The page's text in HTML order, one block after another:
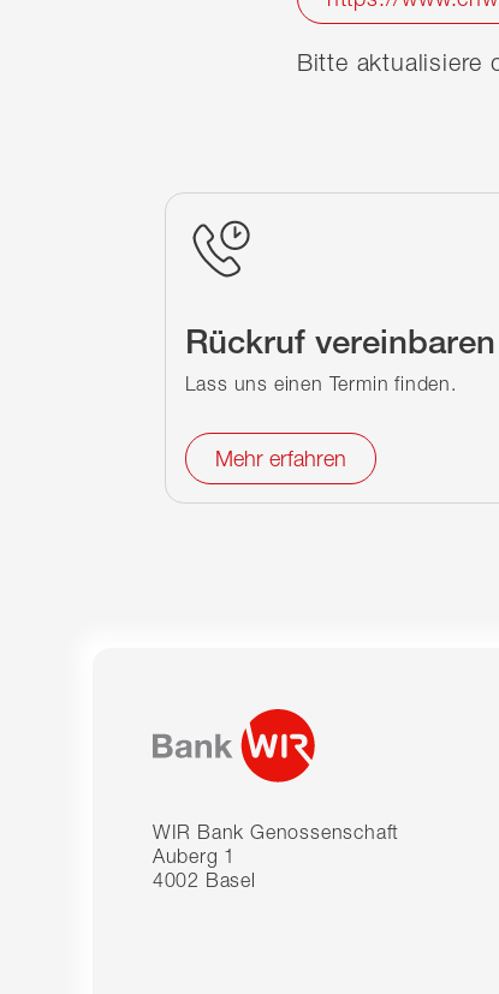
Bitte aktualisiere
Rückruf vereinbaren
Lass uns einen Termin finden.
Mehr erfahren
WIR Bank Genossenschaft
Auberg 1
4002 Basel